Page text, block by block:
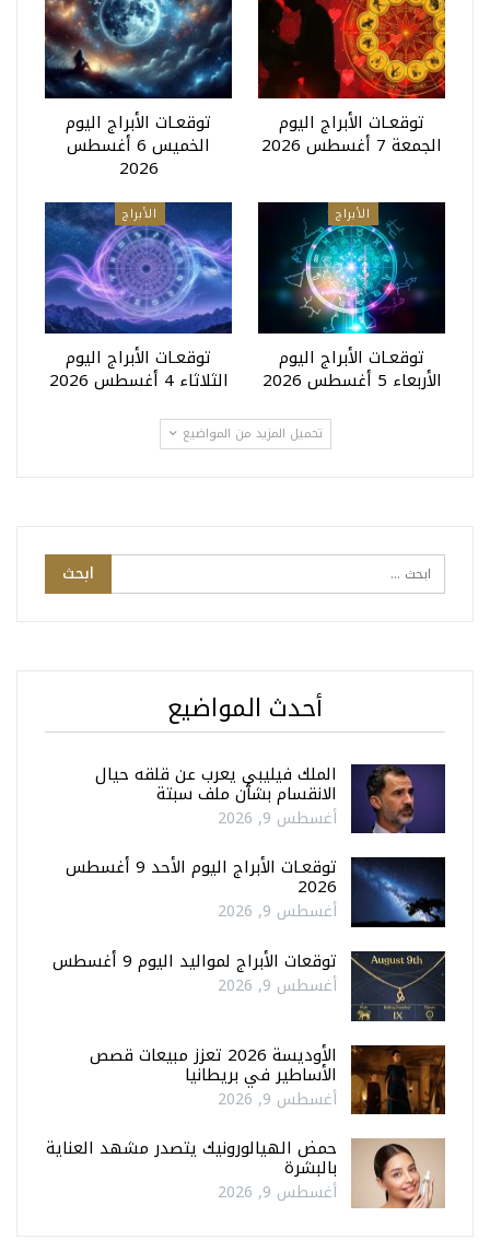
توقعـات الأبراج اليوم
الجمعة 7 أغسطس 2026
توقعـات الأبراج اليوم
الخميس 6 أغسطس
2026
الأبراج
توقعـات الأبراج اليوم
الأربعاء 5 أغسطس 2026
الأبراج
توقعـات الأبراج اليوم
الثلاثاء 4 أغسطس 2026
تحميل المزيد من المواضيع
أحدث المواضيع
الملك فيليبي يعرب عن قلقه حيال
الانقسام بشأن ملف سبتة
أغسطس 9, 2026
توقعـات الأبراج اليوم الأحد 9 أغسطس
2026
أغسطس 9, 2026
توقعات الأبراج لمواليد اليوم 9 أغسطس
أغسطس 9, 2026
الأوديسة 2026 تعزز مبيعات قصص
الأساطير في بريطانيا
أغسطس 9, 2026
حمض الهيالورونيك يتصدر مشهد العناية
بالبشرة
أغسطس 9, 2026